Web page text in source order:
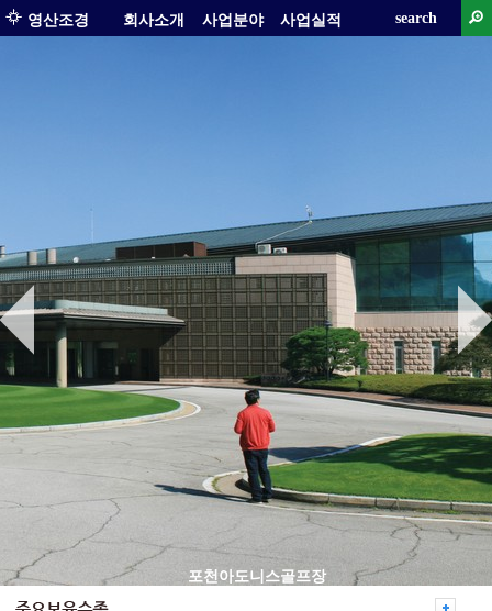
영산조경 회사소개 사업분야 사업실적 search
포천아도니스골프장